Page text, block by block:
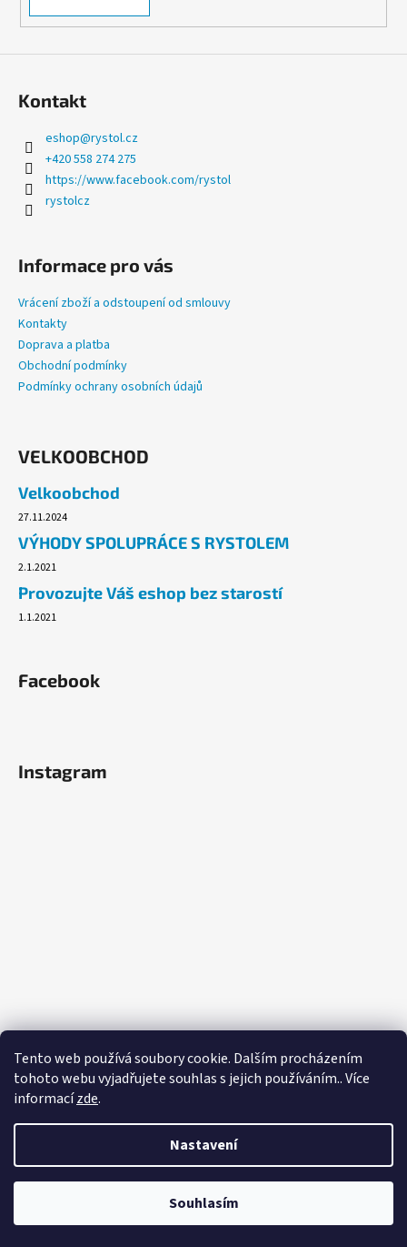
Tento web používá soubory cookie. Dalším procházením
tohoto webu vyjadřujete souhlas s jejich používáním.. Více
informacízde.
Nastavení
Souhlasím
Kontakt
eshop@rystol.cz
+420 558 274 275
https://www.facebook.com/rystol
rystolcz
Informace pro vás
Vrácení zboží a odstoupení od smlouvy
Kontakty
Doprava a platba
Obchodní podmínky
Podmínky ochrany osobních údajů
VELKOOBCHOD
Velkoobchod
27.11.2024
VÝHODY SPOLUPRÁCE S RYSTOLEM
2.1.2021
Provozujte Váš eshop bez starostí
1.1.2021
Facebook
Instagram
Vytvořil Shoptet
Copyright 2026Eshop - Rystol technology s.r.o.. Všechna práva
vyhrazena.